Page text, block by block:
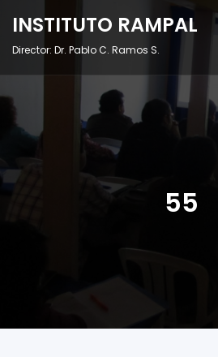
INSTITUTO RAMPAL
Director: Dr. Pablo C. Ramos S.
55